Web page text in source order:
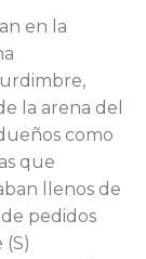
en la
la arena del
como
que
llenos de
pedidos